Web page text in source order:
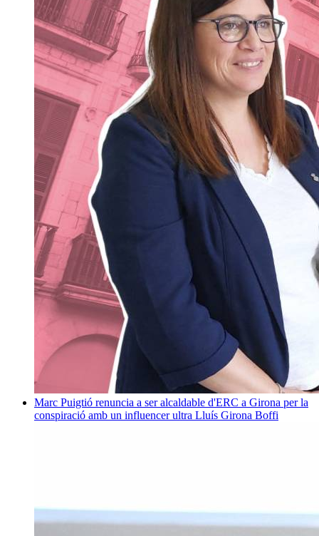
Marc Puigtió renuncia a ser alcaldable d'ERC a Girona per la
conspiració amb un influencer ultra Lluís Girona Boffi